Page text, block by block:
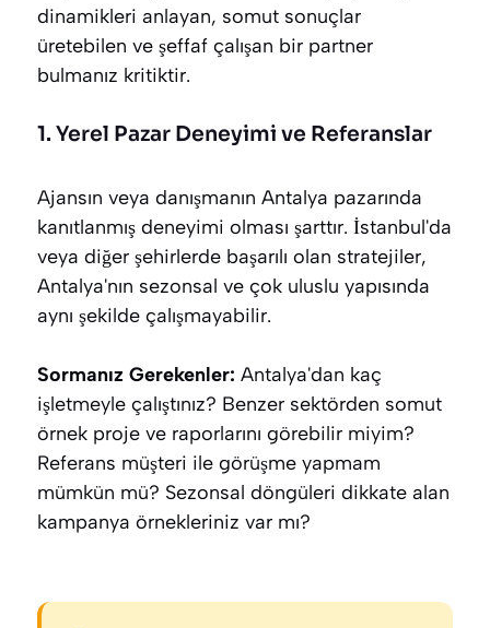
dinamikleri anlayan, somut sonuçlar
üretebilen ve şeffaf çalışan bir partner
bulmanız kritiktir.
1. Yerel Pazar Deneyimi ve Referanslar
Ajansın veya danışmanın Antalya pazarında
kanıtlanmış deneyimi olması şarttır. İstanbul'da
veya diğer şehirlerde başarılı olan stratejiler,
Antalya'nın sezonsal ve çok uluslu yapısında
aynı şekilde çalışmayabilir.
Sormanız Gerekenler: Antalya'dan kaç
işletmeyle çalıştınız? Benzer sektörden somut
örnek proje ve raporlarını görebilir miyim?
Referans müşteri ile görüşme yapmam
mümkün mü? Sezonsal döngüleri dikkate alan
kampanya örnekleriniz var mı?